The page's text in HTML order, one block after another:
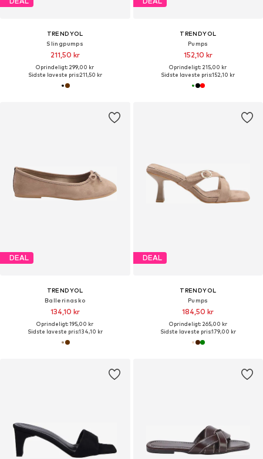
TRENDYOL
Slingpumps
211,50 kr
Oprindeligt: 299,00 kr
Sidste laveste pris:211,50 kr
TRENDYOL
Pumps
152,10 kr
Oprindeligt: 215,00 kr
Sidste laveste pris:152,10 kr
DEAL
TRENDYOL
Ballerinasko
134,10 kr
Oprindeligt: 195,00 kr
Sidste laveste pris:134,10 kr
DEAL
TRENDYOL
Pumps
184,50 kr
Oprindeligt: 265,00 kr
Sidste laveste pris:179,00 kr